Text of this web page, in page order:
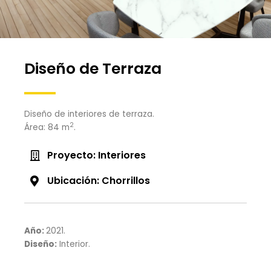
Diseño de Terraza
Diseño de interiores de terraza.
Área: 84 m2.
Proyecto: Interiores
Ubicación: Chorrillos
Año:2021.
Diseño: Interior.